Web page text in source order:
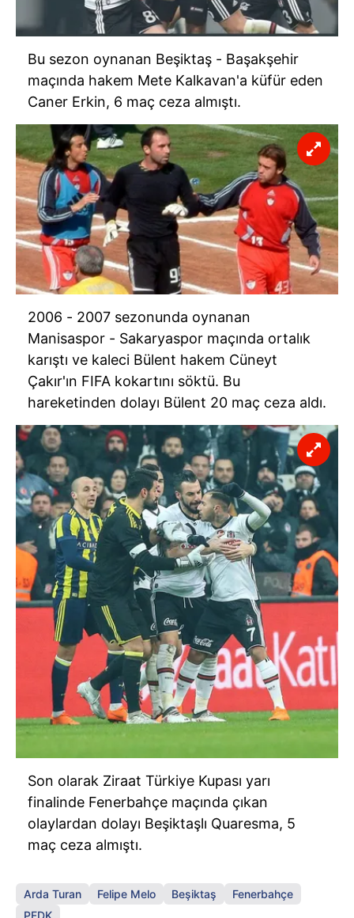
Bu sezon oynanan Beşiktaş - Başakşehir
maçında hakem Mete Kalkavan'a küfür eden
Caner Erkin, 6 maç ceza almıştı.
2006 - 2007 sezonunda oynanan
Manisaspor - Sakaryaspor maçında ortalık
karıştı ve kaleci Bülent hakem Cüneyt
Çakır'ın FIFA kokartını söktü. Bu
hareketinden dolayı Bülent 20 maç ceza aldı.
Son olarak Ziraat Türkiye Kupası yarı
finalinde Fenerbahçe maçında çıkan
olaylardan dolayı Beşiktaşlı Quaresma, 5
maç ceza almıştı.
Arda Turan Felipe Melo Beşiktaş
Fenerbahçe
PFDK